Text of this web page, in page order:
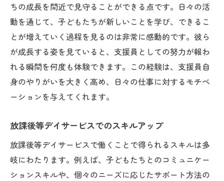
ちの成長を間近で見守ることができる点です。日々の活
動を通じて、子どもたちが新しいことを学び、できるこ
とが増えていく過程を見るのは非常に感動的です。彼ら
が成長する姿を見ていると、支援員としての努力が報わ
れる瞬間を何度も体験できます。この経験は、支援員自
身のやりがいを大きく高め、日々の仕事に対するモチベ
ーションを与えてくれます。
放課後等デイサービスでのスキルアップ
放課後等デイサービスで働くことで得られるスキルは多
岐にわたります。例えば、子どもたちとのコミュニケー
ションスキルや、個々のニーズに応じたサポート方法の